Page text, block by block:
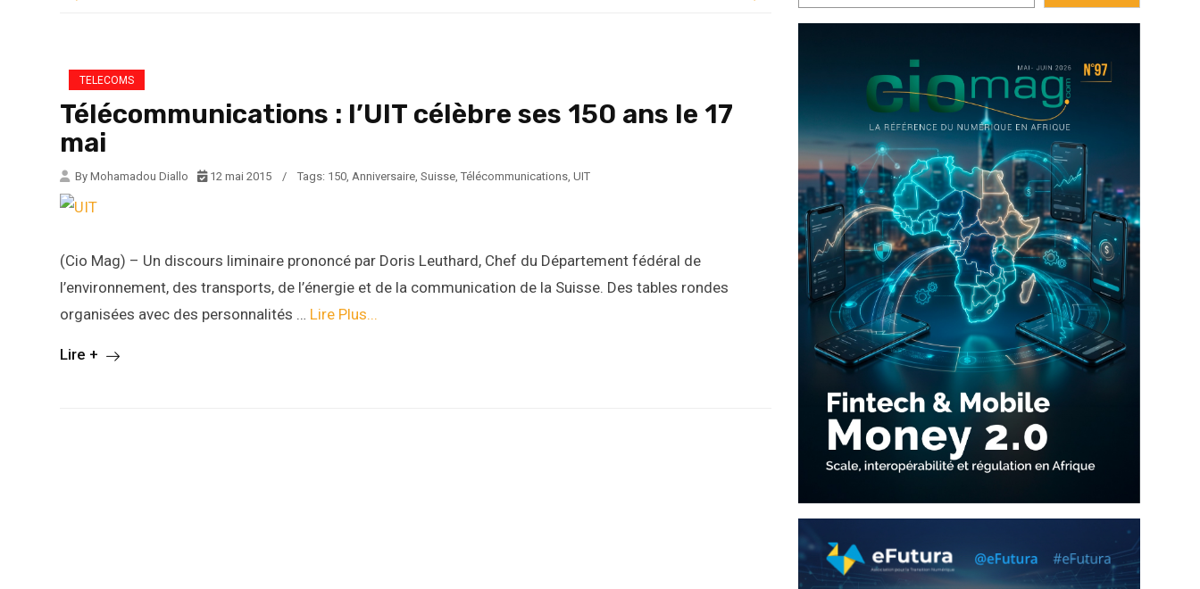
TELECOMS
Télécommunications : l’UIT célèbre ses 150 ans le 17
mai
By Mohamadou Diallo 12 mai 2015 / Tags: 150, Anniversaire, Suisse, Télécommunications, UIT
(Cio Mag) – Un discours liminaire prononcé par Doris Leuthard, Chef du Département fédéral de
l’environnement, des transports, de l’énergie et de la communication de la Suisse. Des tables rondes
organisées avec des personnalités … Lire Plus...
Lire +